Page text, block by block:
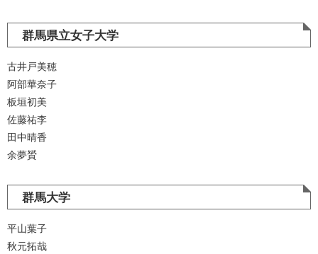
群馬県立女子大学
古井戸美穂
阿部華奈子
板垣初美
佐藤祐李
田中晴香
余夢贇
群馬大学
平山葉子
秋元拓哉